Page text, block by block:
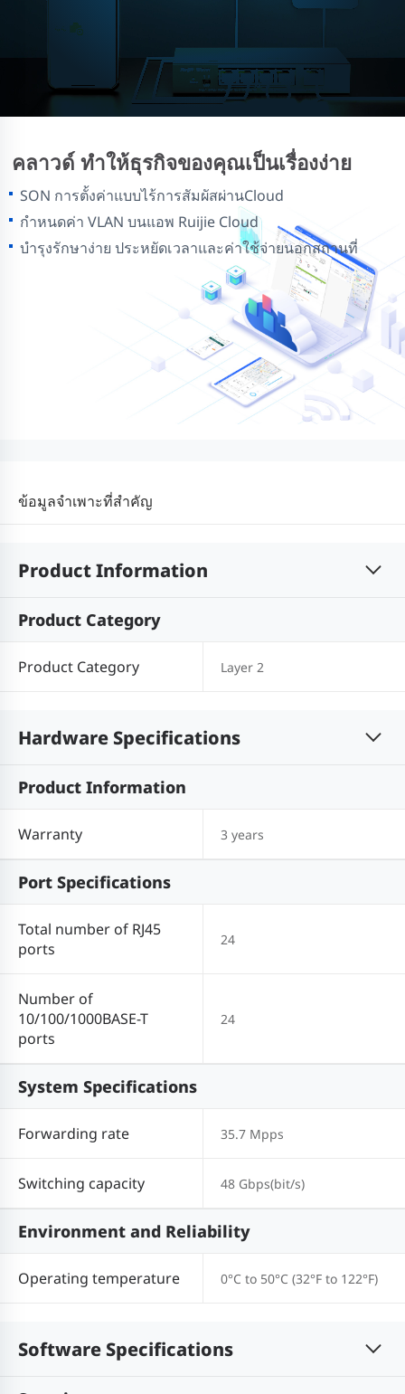
คลาวด์ ทำให้ธุรกิจของคุณเป็นเรื่องง่าย
SON การตั้งค่าแบบไร้การสัมผัสผ่านCloud
กำหนดค่า VLAN บนแอพ Ruijie Cloud
บำรุงรักษาง่าย ประหยัดเวลาและค่าใช้จ่ายนอกสถานที่
ข้อมูลจำเพาะที่สำคัญ
Product Information
Product Category
Product Category Layer 2
Hardware Specifications
Product Information
Warranty 3 years
Port Specifications
Total number of RJ45
ports
24
Number of
10/100/1000BASE-T
ports
24
System Specifications
Forwarding rate 35.7 Mpps
Switching capacity 48 Gbps(bit/s)
Environment and Reliability
Operating temperature 0°C to 50°C (32°F to 122°F)
Software Specifications